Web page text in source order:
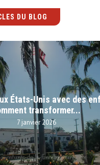
DU BLOG
États-Unis avec des
transformer...
7 janvier 2026